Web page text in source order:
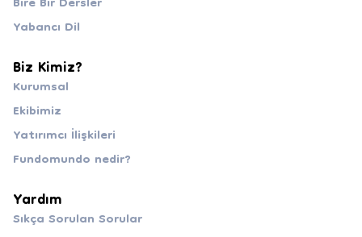
Yabancı Dil
Biz Kimiz?
Kurumsal
Ekibimiz
Yatırımcı İlişkileri
Fundomundo nedir?
Yardım
Sıkça Sorulan Sorular